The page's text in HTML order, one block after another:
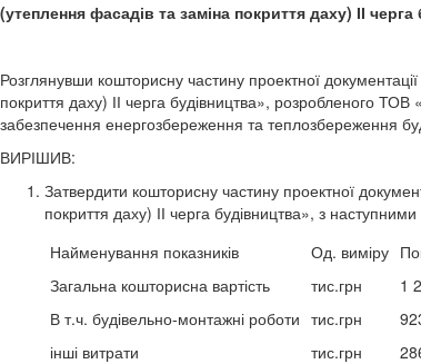
(утеплення фасадів та заміна покриття даху) ІІ
Розглянувши кошторисну частину проектної
покриття даху) ІІ черга будівництва», розробленого
забезпечення енергозбереження та теплозбереження
ВИРІШИВ:
Затвердити кошторисну частину проектної
покриття даху) ІІ черга будівництва», з
Найменування показників
Од. виміру
Загальна кошторисна вартість
тис.грн
1
В т.ч. будівельно-монтажні роботи тис.грн
інші витрати
тис.грн